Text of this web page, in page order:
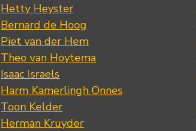
Hetty Heyster
Bernard de Hoog
Piet van der Hem
Theo van Hoytema
Isaac Israels
Harm Kamerlingh Onnes
Toon Kelder
Herman Kruyder